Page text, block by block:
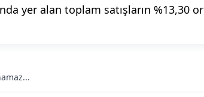
yer alan toplam satışların %13,30